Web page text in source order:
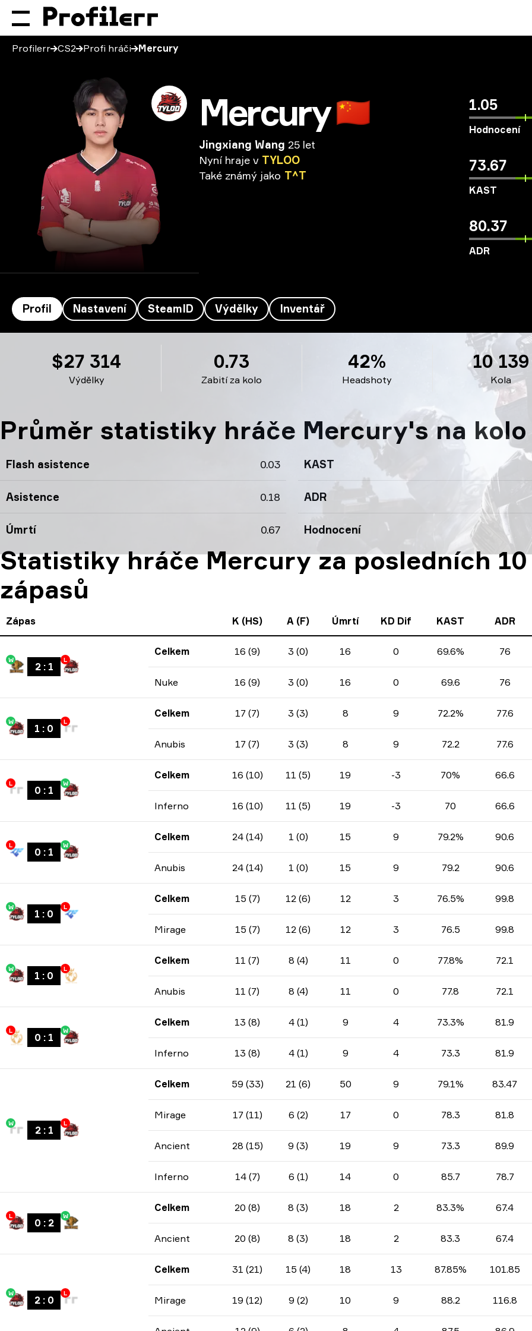
Profilerr CS2 Profi hráči Mercury
Mercury🇨🇳
Jingxiang Wang 25 let
Nyní hraje v TYLOO
Také známý jako T^T
1.05
Hodnocení
73.67
KAST
80.37
ADR
Profil Nastavení SteamID Výdělky Inventář
Výdělky
$27 314
Zabití za kolo
0.73
Headshoty
42%
Kola
10 139
Průměr statistiky hráče Mercury's na kolo
Flash asistence 0.03 KAST
Asistence 0.18 ADR
Úmrtí 0.67 Hodnocení
Statistiky hráče Mercury za posledních 10
zápasů
Zápas K (HS) A (F) Úmrtí KD Dif KAST ADR
W
2: 1
L
Celkem 16 (9) 3 (0) 16 0 69.6% 76
Nuke 16 (9) 3 (0) 16 0 69.6 76
W
1 : 0
L
Celkem 17 (7) 3 (3) 8 9 72.2% 77.6
Anubis 17 (7) 3 (3) 8 9 72.2 77.6
L
0 : 1
W
Celkem 16 (10) 11 (5) 19 -3 70% 66.6
Inferno 16 (10) 11 (5) 19 -3 70 66.6
L
0 : 1
W
Celkem 24 (14) 1 (0) 15 9 79.2% 90.6
Anubis 24 (14) 1 (0) 15 9 79.2 90.6
W
1 : 0
L
Celkem 15 (7) 12 (6) 12 3 76.5% 99.8
Mirage 15 (7) 12 (6) 12 3 76.5 99.8
W
1 : 0
L
Celkem 11 (7) 8 (4) 11 0 77.8% 72.1
Anubis 11 (7) 8 (4) 11 0 77.8 72.1
L
0 : 1
W
Celkem 13 (8) 4 (1) 9 4 73.3% 81.9
Inferno 13 (8) 4 (1) 9 4 73.3 81.9
W
2: 1
L
Celkem 59 (33) 21 (6) 50 9 79.1% 83.47
Mirage 17 (11) 6 (2) 17 0 78.3 81.8
Ancient 28 (15) 9 (3) 19 9 73.3 89.9
Inferno 14 (7) 6 (1) 14 0 85.7 78.7
L
0 : 2
W
Celkem 20 (8) 8 (3) 18 2 83.3% 67.4
Ancient 20 (8) 8 (3) 18 2 83.3 67.4
W
2: 0
L
Celkem 31 (21) 15 (4) 18 13 87.85% 101.85
Mirage 19 (12) 9 (2) 10 9 88.2 116.8